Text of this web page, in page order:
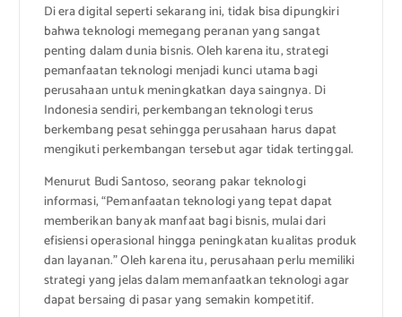
Di era digital seperti sekarang ini, tidak bisa dipungkiri
bahwa teknologi memegang peranan yang sangat
penting dalam dunia bisnis. Oleh karena itu, strategi
pemanfaatan teknologi menjadi kunci utama bagi
perusahaan untuk meningkatkan daya saingnya. Di
Indonesia sendiri, perkembangan teknologi terus
berkembang pesat sehingga perusahaan harus dapat
mengikuti perkembangan tersebut agar tidak tertinggal.
Menurut Budi Santoso, seorang pakar teknologi
informasi, “Pemanfaatan teknologi yang tepat dapat
memberikan banyak manfaat bagi bisnis, mulai dari
efisiensi operasional hingga peningkatan kualitas produk
dan layanan.” Oleh karena itu, perusahaan perlu memiliki
strategi yang jelas dalam memanfaatkan teknologi agar
dapat bersaing di pasar yang semakin kompetitif.